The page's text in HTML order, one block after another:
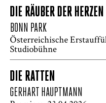
DIE RÄUBER DER HERZEN
BONN PARK
Österreichische
Studiobühne
DIE RATTEN
GERHART HAUPTMANN